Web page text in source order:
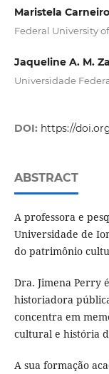
Maristela Carneiro
Federal University
Jaqueline A. M.
Universidade
DOI: https://
ABSTRACT
A professora e
Universidade de
do patrimônio
Dra. Jimena Perry
historiadora
concentra em
cultural e história
A sua formação